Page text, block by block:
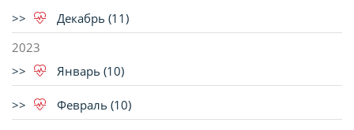
Декабрь (11)
2023
Январь (10)
Февраль (10)